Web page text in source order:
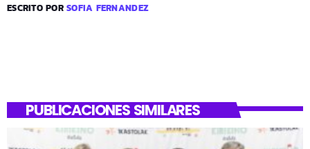
ESCRITO PORSOFIA FERNANDEZ
PUBLICACIONES SIMILARES